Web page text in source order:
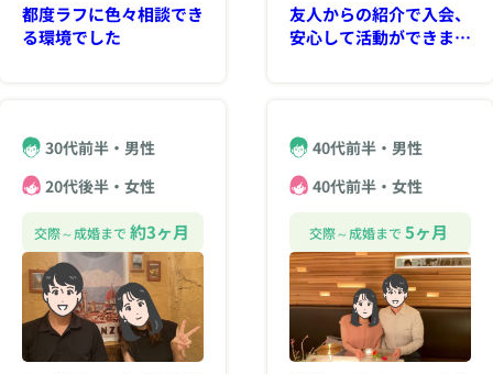
都度ラフに色々相談でき
る環境でした
友人からの紹介で入会、
安心して活動ができまし
30代前半・男性
20代後半・女性
交際～成婚まで 約3ヶ月
40代前半・男性
40代前半・女性
交際～成婚まで 5ヶ月